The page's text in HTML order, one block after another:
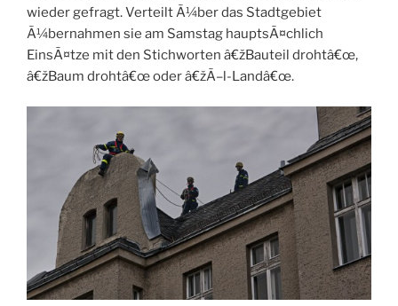
wieder gefragt. Verteilt Ã¼ber das Stadtgebiet
Ã¼bernahmen sie am Samstag hauptsÃ¤chlich
EinsÃ¤tze mit den Stichworten â€žBauteil drohtâ€œ,
â€žBaum drohtâ€œ oder â€žÃ–l-Landâ€œ.